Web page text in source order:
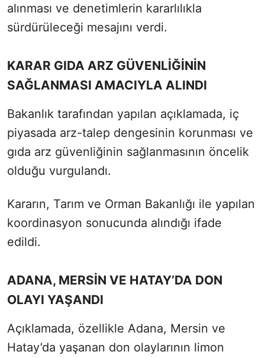
alınması ve denetimlerin kararlılıkla
sürdürüleceği mesajını verdi.
KARAR GIDA ARZ GÜVENLİĞİNİN
SAĞLANMASI AMACIYLA ALINDI
Bakanlık tarafından yapılan açıklamada, iç
piyasada arz-talep dengesinin korunması ve
gıda arz güvenliğinin sağlanmasının öncelik
olduğu vurgulandı.
Kararın, Tarım ve Orman Bakanlığı ile yapılan
koordinasyon sonucunda alındığı ifade
edildi.
ADANA, MERSİN VE HATAY’DA DON
OLAYI YAŞANDI
Açıklamada, özellikle Adana, Mersin ve
Hatay’da yaşanan don olaylarının limon